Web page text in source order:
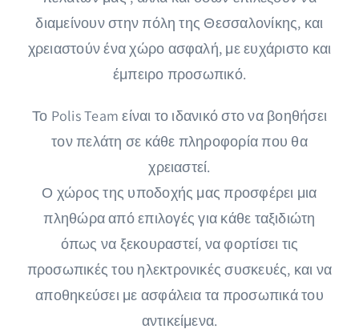
διαμείνουν στην πόλη της Θεσσαλονίκης, και
χρειαστούν ένα χώρο ασφαλή, με ευχάριστο και
έμπειρο προσωπικό.
Το Polis Team είναι το ιδανικό στο να βοηθήσει
τον πελάτη σε κάθε πληροφορία που θα
χρειαστεί.
Ο χώρος της υποδοχής μας προσφέρει μια
πληθώρα από επιλογές για κάθε ταξιδιώτη
όπως να ξεκουραστεί, να φορτίσει τις
προσωπικές του ηλεκτρονικές συσκευές, και να
αποθηκεύσει με ασφάλεια τα προσωπικά του
αντικείμενα.